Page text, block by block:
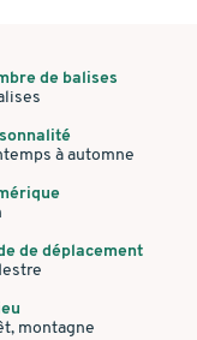
de balises
à automne
de déplacement
montagne